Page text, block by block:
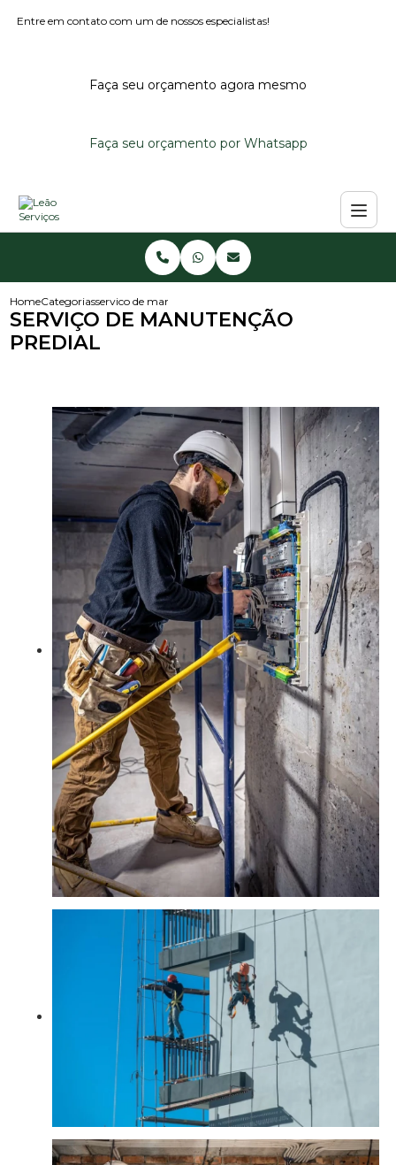
Entre em contato com um de nossos especialistas!
Faça seu orçamento agora mesmo
Faça seu orçamento por Whatsapp
HomeCategoriasservico de manutencao predial
SERVIÇO DE MANUTENÇÃO
PREDIAL